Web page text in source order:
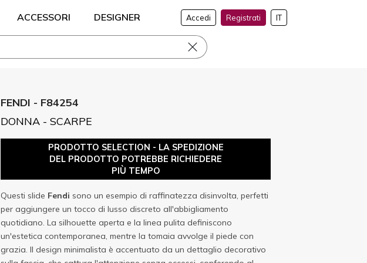
ACCESSORI DESIGNER Accedi Registrati IT
FENDI - F84254
DONNA - SCARPE
PRODOTTO SELECTION - LA SPEDIZIONE
DEL PRODOTTO POTREBBE RICHIEDERE
PIÙ TEMPO
Questi slide Fendi sono un esempio di raffinatezza disinvolta, perfetti
per aggiungere un tocco di lusso discreto all'abbigliamento
quotidiano. La silhouette aperta e la linea pulita definiscono
un'estetica contemporanea, mentre la tomaia avvolge il piede con
grazia. Il design minimalista è accentuato da un dettaglio decorativo